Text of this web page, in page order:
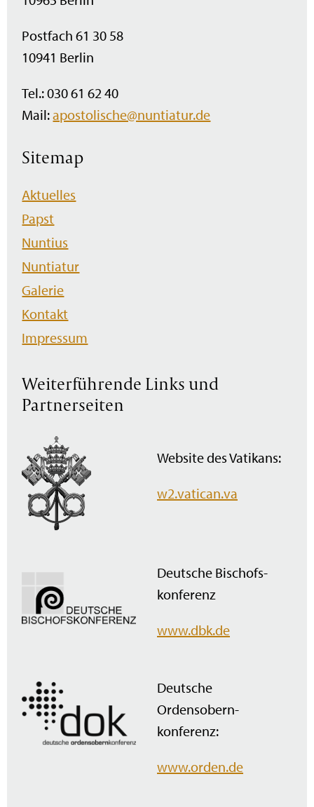
Postfach 61 30 58
10941 Berlin
Tel.: 030 61 62 40
Mail:apostolische@nuntiatur.de
Sitemap
Navigation
überspringen
Aktuelles
Papst
Nuntius
Nuntiatur
Galerie
Kontakt
Impressum
Weiterführende Links und
Partnerseiten
Website des Vatikans:
w2.vatican.va
Deutsche Bischofs­
konferenz
www.dbk.de
Deutsche
Ordensobern­
konferenz:
www.orden.de